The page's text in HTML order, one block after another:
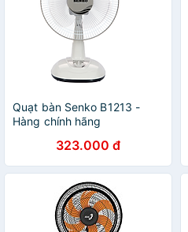
Quạt bàn Senko B1213 -
Hàng chính hãng
323.000 đ